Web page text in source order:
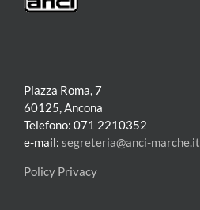
Piazza Roma, 7
60125, Ancona
Telefono: 071 2210352
e-mail: segreteria@anci-marche.it
Policy Privacy